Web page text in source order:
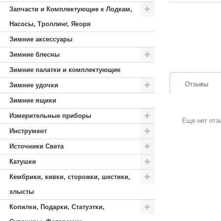
Запчасти и Комплектующие к Лодкам,
Насосы, Троллинг, Якоря
Зимние аксессуары
Зимние блесны
Зимние палатки и комплектующие
Зимние удочки
Зимние ящики
Измерительные приборы
Инструмент
Источники Света
Катушки
Кембрики, кивки, сторожки, шестики,
хлысты
Копилки, Подарки, Статуэтки,
Отзывы
Еще нет